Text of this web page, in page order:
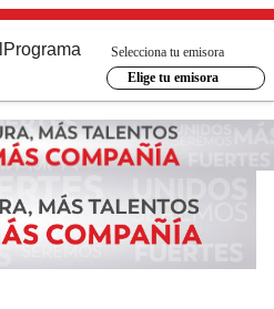
Programa
Selecciona tu emisora
Elige tu emisora